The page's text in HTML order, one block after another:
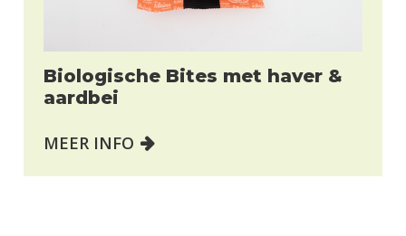
Biologische Bites met haver &
aardbei
MEER INFO